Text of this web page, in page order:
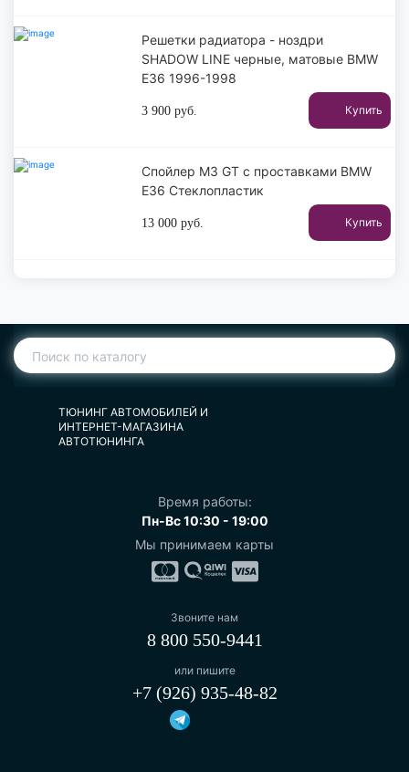
Решетки радиатора - ноздри
SHADOW LINE черные, матовые BMW
E36 1996-1998
3 900 руб. Купить
Спойлер M3 GT с проставками BMW
E36 Стеклопластик
13 000 руб. Купить
ТЮНИНГ АВТОМОБИЛЕЙ И
ИНТЕРНЕТ-МАГАЗИНА
АВТОТЮНИНГА
Время работы:
Пн-Вс 10:30 - 19:00
Мы принимаем карты
Звоните нам
8 800 550-9441
или пишите
+7 (926) 935-48-82